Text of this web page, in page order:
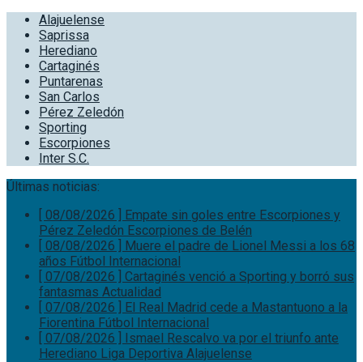
Alajuelense
Saprissa
Herediano
Cartaginés
Puntarenas
San Carlos
Pérez Zeledón
Sporting
Escorpiones
Inter S.C.
Últimas noticias:
[ 08/08/2026 ] Empate sin goles entre Escorpiones y
Pérez Zeledón Escorpiones de Belén
[ 08/08/2026 ] Muere el padre de Lionel Messi a los 68
años Fútbol Internacional
[ 07/08/2026 ] Cartaginés venció a Sporting y borró sus
fantasmas Actualidad
[ 07/08/2026 ] El Real Madrid cede a Mastantuono a la
Fiorentina Fútbol Internacional
[ 07/08/2026 ] Ismael Rescalvo va por el triunfo ante
Herediano Liga Deportiva Alajuelense